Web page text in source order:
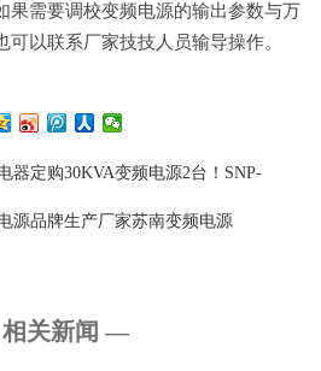
果需要调校变频电源的输出参数与万
可以联系厂家技技人员输导操作。
器定购30KVA变频电源2台！SNP-
源品牌生产厂家苏南变频电源
关新闻 —